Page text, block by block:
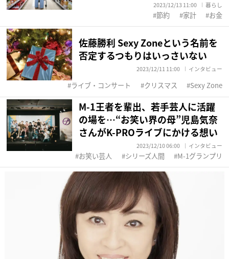
2023/12/13 11:00 暮らし
節約 家計 お金
佐藤勝利 Sexy Zoneという名前を
否定するつもりはいっさいない
2023/12/11 11:00 インタビュー
ライブ・コンサート クリスマス Sexy Zone
M-1王者を輩出、若手芸人に活躍
の場を…“お笑い界の母”児島気奈
さんがK-PROライブにかける想い
2023/12/10 06:00 インタビュー
お笑い芸人 シリーズ人間 M-1グランプリ